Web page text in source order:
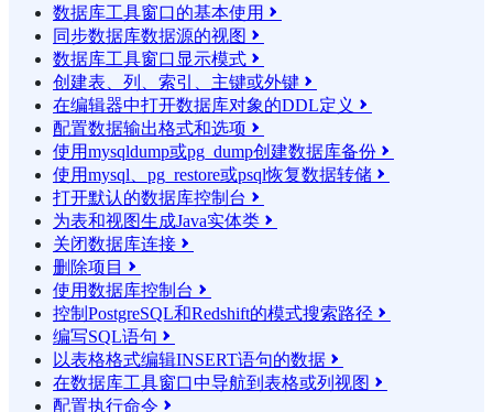
数据库工具窗口的基本使用 
同步数据库数据源的视图 
数据库工具窗口显示模式 
创建表、列、索引、主键或外键 
在编辑器中打开数据库对象的DDL定义 
配置数据输出格式和选项 
使用mysqldump或pg_dump创建数据库备份 
使用mysql、pg_restore或psql恢复数据转储 
打开默认的数据库控制台 
为表和视图生成Java实体类 
关闭数据库连接 
删除项目 
使用数据库控制台 
控制PostgreSQL和Redshift的模式搜索路径 
编写SQL语句 
以表格格式编辑INSERT语句的数据 
在数据库工具窗口中导航到表格或列视图 
配置执行命令 